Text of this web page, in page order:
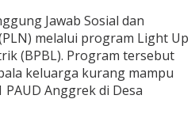
Jawab Sosial dan
melalui program Light Up
(BPBL). Program tersebut
keluarga kurang mampu
Anggrek di Desa